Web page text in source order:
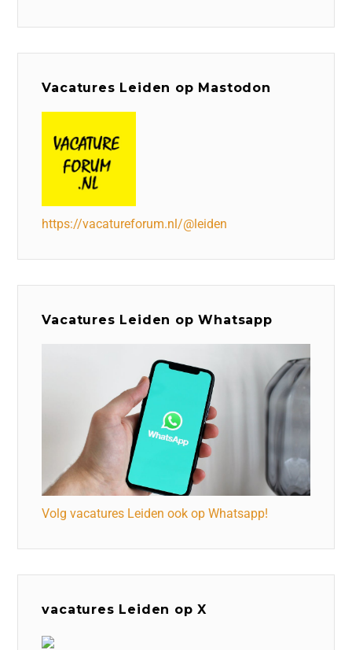
Vacatures Leiden op Mastodon
https://vacatureforum.nl/@leiden
Vacatures Leiden op Whatsapp
Volg vacatures Leiden ook op Whatsapp!
vacatures Leiden op X